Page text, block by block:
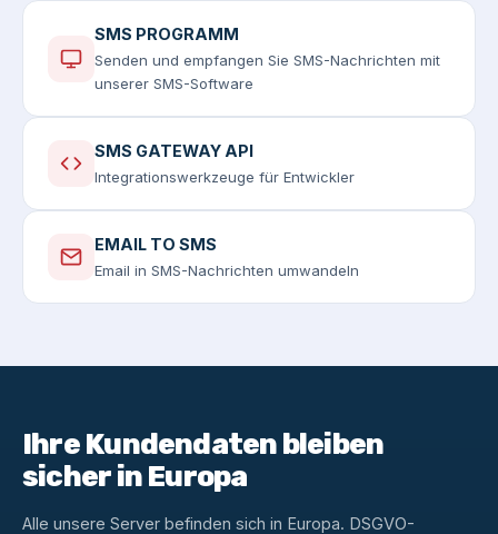
SMS PROGRAMM
Senden und empfangen Sie SMS-Nachrichten mit
unserer SMS-Software
SMS GATEWAY API
Integrationswerkzeuge für Entwickler
EMAIL TO SMS
Email in SMS-Nachrichten umwandeln
Ihre Kundendaten bleiben
sicher in Europa
Alle unsere Server befinden sich in Europa. DSGVO-